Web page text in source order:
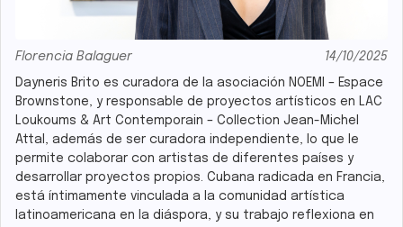
Florencia Balaguer 14/10/2025
Dayneris Brito es curadora de la asociación NOEMI – Espace
Brownstone, y responsable de proyectos artísticos en LAC
Loukoums & Art Contemporain – Collection Jean-Michel
Attal, además de ser curadora independiente, lo que le
permite colaborar con artistas de diferentes países y
desarrollar proyectos propios. Cubana radicada en Francia,
está íntimamente vinculada a la comunidad artística
latinoamericana en la diáspora, y su trabajo reflexiona en